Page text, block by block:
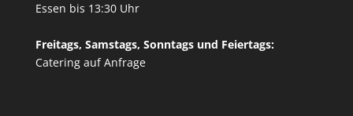
Essen bis 13:30 Uhr
Freitags, Samstags, Sonntags und Feiertags:
Catering auf Anfrage